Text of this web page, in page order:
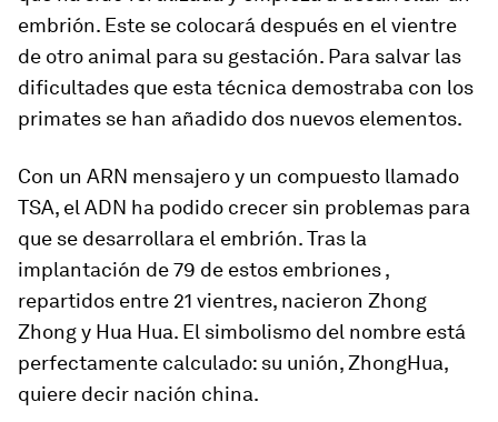
embrión. Este se colocará después en el vientre
de otro animal para su gestación. Para salvar las
dificultades que esta técnica demostraba con los
primates se han añadido dos nuevos elementos.
Con un ARN mensajero y un compuesto llamado
TSA, el ADN ha podido crecer sin problemas para
que se desarrollara el embrión. Tras la
implantación de 79 de estos embriones ,
repartidos entre 21 vientres, nacieron Zhong
Zhong y Hua Hua. El simbolismo del nombre está
perfectamente calculado: su unión, ZhongHua,
quiere decir nación china.